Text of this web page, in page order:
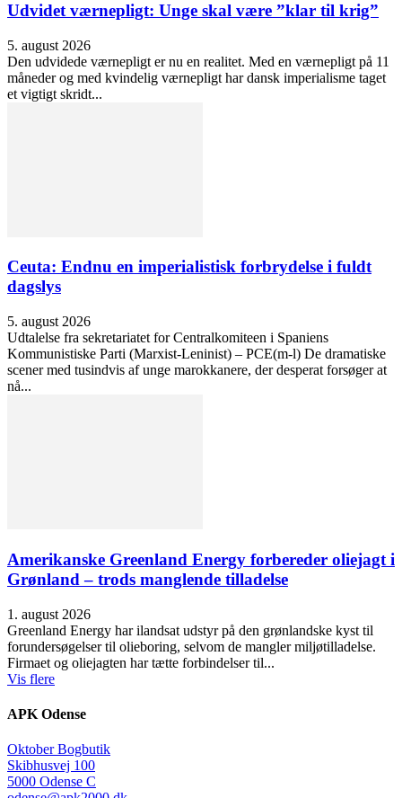
Udvidet værnepligt: Unge skal være ”klar til krig”
5. august 2026
Den udvidede værnepligt er nu en realitet. Med en værnepligt på 11
måneder og med kvindelig værnepligt har dansk imperialisme taget
et vigtigt skridt...
Ceuta: Endnu en imperialistisk forbrydelse i fuldt
dagslys
5. august 2026
Udtalelse fra sekretariatet for Centralkomiteen i Spaniens
Kommunistiske Parti (Marxist-Leninist) – PCE(m-l) De dramatiske
scener med tusindvis af unge marokkanere, der desperat forsøger at
nå...
Amerikanske Greenland Energy forbereder oliejagt i
Grønland – trods manglende tilladelse
1. august 2026
Greenland Energy har ilandsat udstyr på den grønlandske kyst til
forundersøgelser til olieboring, selvom de mangler miljøtilladelse.
Firmaet og oliejagten har tætte forbindelser til...
Vis flere
APK Odense
Oktober Bogbutik
Skibhusvej 100
5000 Odense C